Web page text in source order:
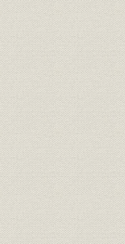
3-3 金融債銘柄別発行
全銘柄利割合計に
利付・割引それぞ
3-4 興業債券発行条件
利付債 明治35年10
割引債 大正11年8
当行外債 明治41年
4 証券業務
4-1 当行関係事業債
4-2 当行公社債受託引